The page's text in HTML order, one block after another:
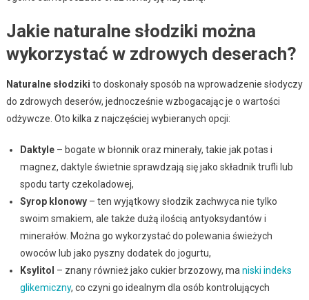
Jakie naturalne słodziki można
wykorzystać w zdrowych deserach?
Naturalne słodziki to doskonały sposób na wprowadzenie słodyczy
do zdrowych deserów, jednocześnie wzbogacając je o wartości
odżywcze. Oto kilka z najczęściej wybieranych opcji:
Daktyle– bogate w błonnik oraz minerały, takie jak potas i
magnez, daktyle świetnie sprawdzają się jako składnik trufli lub
spodu tarty czekoladowej,
Syrop klonowy– ten wyjątkowy słodzik zachwyca nie tylko
swoim smakiem, ale także dużą ilością antyoksydantów i
minerałów. Można go wykorzystać do polewania świeżych
owoców lub jako pyszny dodatek do jogurtu,
Ksylitol – znany również jako cukier brzozowy, ma niski indeks
glikemiczny, co czyni go idealnym dla osób kontrolujących